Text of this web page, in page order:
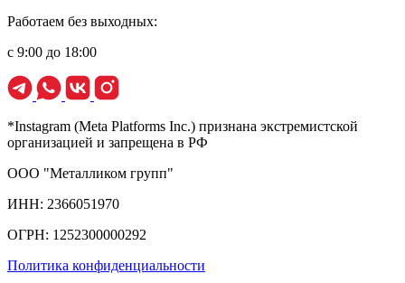
Работаем без выходных:
с 9:00 до 18:00
*Instagram (Meta Platforms Inc.) признана экстремистской
организацией и запрещена в РФ
ООО "Металликом групп"
ИНН: 2366051970
ОГРН: 1252300000292
Политика конфиденциальности